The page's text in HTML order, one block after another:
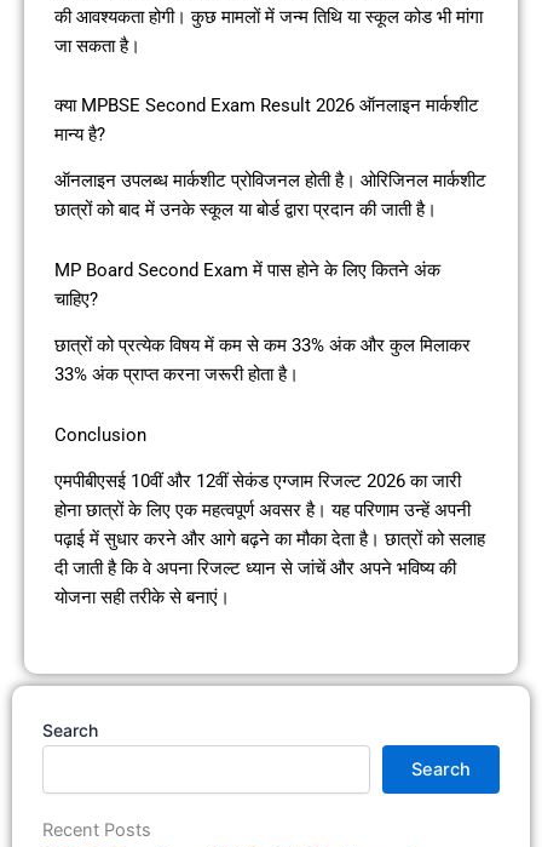
की आवश्यकता होगी। कुछ मामलों में जन्म तिथि या स्कूल कोड भी मांगा
जा सकता है।
क्या MPBSE Second Exam Result 2026 ऑनलाइन मार्कशीट
मान्य है?
ऑनलाइन उपलब्ध मार्कशीट प्रोविजनल होती है। ओरिजिनल मार्कशीट
छात्रों को बाद में उनके स्कूल या बोर्ड द्वारा प्रदान की जाती है।
MP Board Second Exam में पास होने के लिए कितने अंक
चाहिए?
छात्रों को प्रत्येक विषय में कम से कम 33% अंक और कुल मिलाकर
33% अंक प्राप्त करना जरूरी होता है।
Conclusion
एमपीबीएसई 10वीं और 12वीं सेकंड एग्जाम रिजल्ट 2026 का जारी
होना छात्रों के लिए एक महत्वपूर्ण अवसर है। यह परिणाम उन्हें अपनी
पढ़ाई में सुधार करने और आगे बढ़ने का मौका देता है। छात्रों को सलाह
दी जाती है कि वे अपना रिजल्ट ध्यान से जांचें और अपने भविष्य की
योजना सही तरीके से बनाएं।
Search
Search
Recent Posts